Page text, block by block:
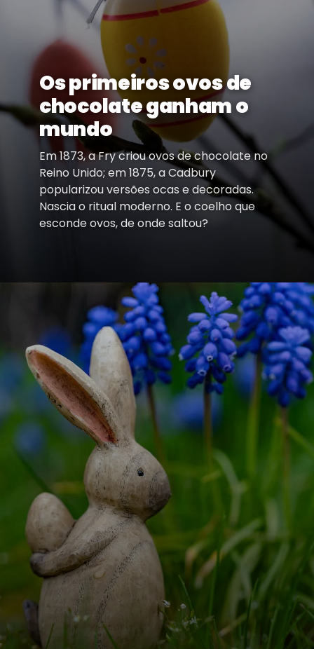
Os primeiros ovos de
chocolate ganham o
mundo
Em 1873, a Fry criou ovos de chocolate no
Reino Unido; em 1875, a Cadbury
popularizou versões ocas e decoradas.
Nascia o ritual moderno. E o coelho que
esconde ovos, de onde saltou?